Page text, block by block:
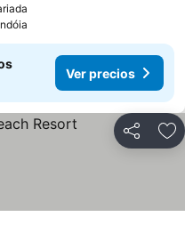
Ver precios
Compartir